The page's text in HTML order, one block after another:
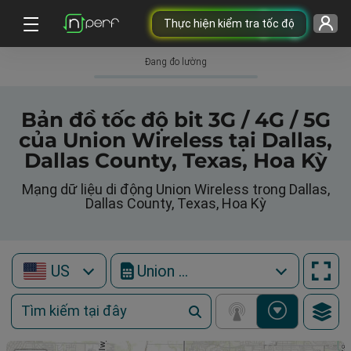
Thực hiện kiểm tra tốc độ
Đang đo lường
Bản đồ tốc độ bit 3G / 4G / 5G
của Union Wireless tại Dallas,
Dallas County, Texas, Hoa Kỳ
Mạng dữ liệu di động Union Wireless trong Dallas,
Dallas County, Texas, Hoa Kỳ
US Union Wireless